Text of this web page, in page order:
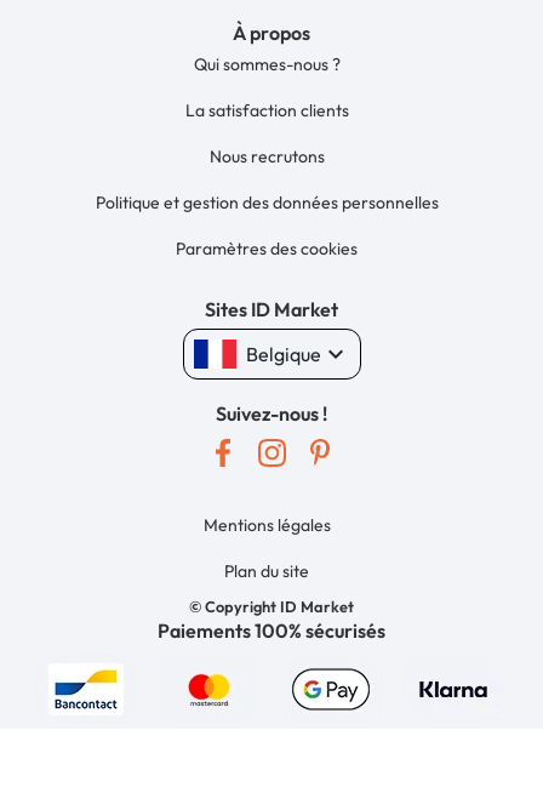
À propos
Qui sommes-nous ?
La satisfaction clients
Nous recrutons
Politique et gestion des données personnelles
Paramètres des cookies
Sites ID Market
Belgique keyboard_arrow_down
Suivez-nous !
© Copyright ID Market
Mentions légales
Plan du site
Paiements 100% sécurisés